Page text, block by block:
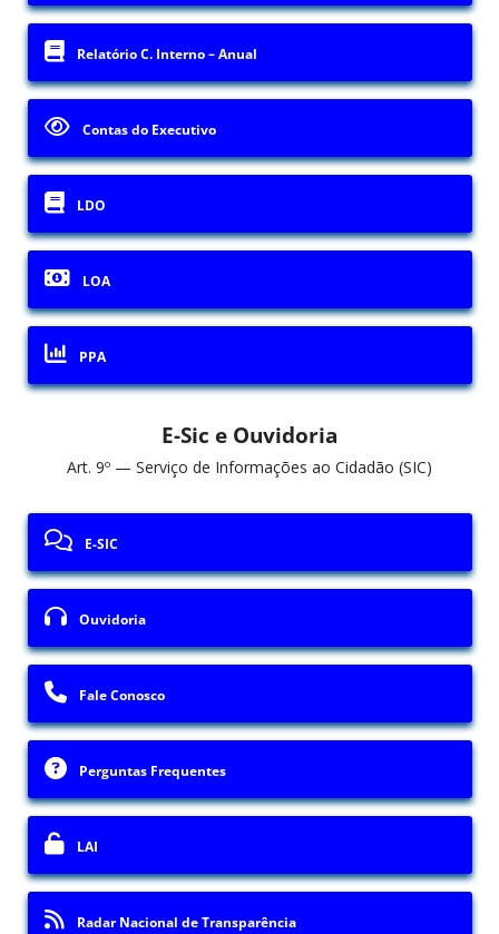
Relatório C. Interno – Anual
Contas do Executivo
LDO
LOA
PPA
E-Sic e Ouvidoria
Art. 9º — Serviço de Informações ao Cidadão (SIC)
E-SIC
Ouvidoria
Fale Conosco
Perguntas Frequentes
LAI
Radar Nacional de Transparência